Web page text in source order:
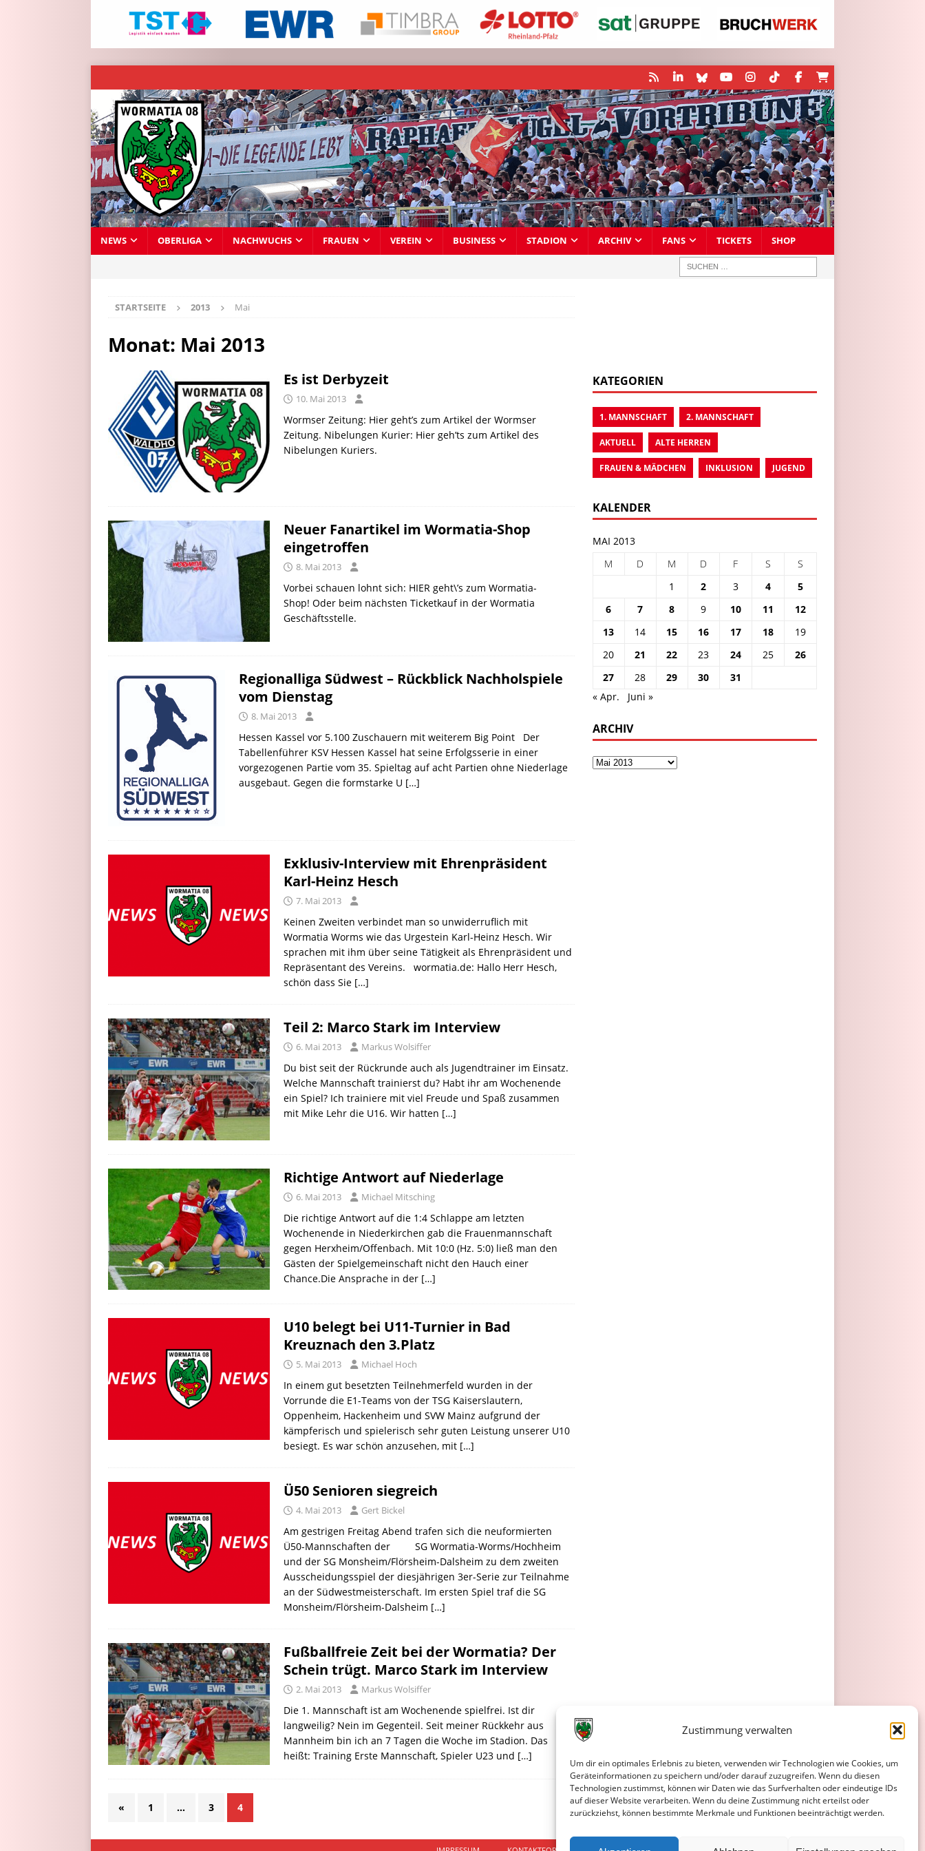
Zustimmung verwalten
Um dir ein optimales Erlebnis zu bieten, verwenden wir Technologien wie Cookies, um
Geräteinformationen zu speichern und/oder darauf zuzugreifen. Wenn du diesen
Technologien zustimmst, können wir Daten wie das Surfverhalten oder eindeutige IDs
auf dieser Website verarbeiten. Wenn du deine Zustimmung nicht erteilst oder
zurückziehst, können bestimmte Merkmale und Funktionen beeinträchtigt werden.
NEWS OBERLIGA NACHWUCHS FRAUEN VEREIN BUSINESS STADION ARCHIV FANS TICKETS SHOP
STARTSEITE 2013 Mai
Monat: Mai 2013
Es ist Derbyzeit
10. Mai 2013
Wormser Zeitung: Hier geht’s zum Artikel der Wormser
Zeitung. Nibelungen Kurier: Hier geh’ts zum Artikel des
Nibelungen Kuriers.
Neuer Fanartikel im Wormatia-Shop
eingetroffen
8. Mai 2013
Vorbei schauen lohnt sich: HIER geht\’s zum Wormatia-
Shop! Oder beim nächsten Ticketkauf in der Wormatia
Geschäftsstelle.
Regionalliga Südwest – Rückblick Nachholspiele
vom Dienstag
8. Mai 2013
Hessen Kassel vor 5.100 Zuschauern mit weiterem Big Point Der
Tabellenführer KSV Hessen Kassel hat seine Erfolgsserie in einer
vorgezogenen Partie vom 35. Spieltag auf acht Partien ohne Niederlage
ausgebaut. Gegen die formstarke U […]
Exklusiv-Interview mit Ehrenpräsident
Karl-Heinz Hesch
7. Mai 2013
Keinen Zweiten verbindet man so unwiderruflich mit
Wormatia Worms wie das Urgestein Karl-Heinz Hesch. Wir
sprachen mit ihm über seine Tätigkeit als Ehrenpräsident und
Repräsentant des Vereins. wormatia.de: Hallo Herr Hesch,
schön dass Sie […]
Teil 2: Marco Stark im Interview
6. Mai 2013 Markus Wolsiffer
Du bist seit der Rückrunde auch als Jugendtrainer im Einsatz.
Welche Mannschaft trainierst du? Habt ihr am Wochenende
ein Spiel? Ich trainiere mit viel Freude und Spaß zusammen
mit Mike Lehr die U16. Wir hatten […]
Richtige Antwort auf Niederlage
6. Mai 2013 Michael Mitsching
Die richtige Antwort auf die 1:4 Schlappe am letzten
Wochenende in Niederkirchen gab die Frauenmannschaft
gegen Herxheim/Offenbach. Mit 10:0 (Hz. 5:0) ließ man den
Gästen der Spielgemeinschaft nicht den Hauch einer
Chance.Die Ansprache in der […]
U10 belegt bei U11-Turnier in Bad
Kreuznach den 3.Platz
5. Mai 2013 Michael Hoch
In einem gut besetzten Teilnehmerfeld wurden in der
Vorrunde die E1-Teams von der TSG Kaiserslautern,
Oppenheim, Hackenheim und SVW Mainz aufgrund der
kämpferisch und spielerisch sehr guten Leistung unserer U10
besiegt. Es war schön anzusehen, mit […]
Ü50 Senioren siegreich
4. Mai 2013 Gert Bickel
Am gestrigen Freitag Abend trafen sich die neuformierten
Ü50-Mannschaften der SG Wormatia-Worms/Hochheim
und der SG Monsheim/Flörsheim-Dalsheim zu dem zweiten
Ausscheidungsspiel der diesjährigen 3er-Serie zur Teilnahme
an der Südwestmeisterschaft. Im ersten Spiel traf die SG
Monsheim/Flörsheim-Dalsheim […]
Fußballfreie Zeit bei der Wormatia? Der
Schein trügt. Marco Stark im Interview
2. Mai 2013 Markus Wolsiffer
Die 1. Mannschaft ist am Wochenende spielfrei. Ist dir
langweilig? Nein im Gegenteil. Seit meiner Rückkehr aus
Mannheim bin ich an 7 Tagen die Woche im Stadion. Das
heißt: Training Erste Mannschaft, Spieler U23 und […]
« 1 … 3 4
KATEGORIEN
1. MANNSCHAFT 2. MANNSCHAFT
AKTUELL ALTE HERREN
FRAUEN & MÄDCHEN INKLUSION JUGEND
KALENDER
MAI 2013
M
D M D F S
S
1
2 3 4
5
6
7 8 9 10 11
12
13
14 15 16 17 18
19
20
21 22 23 24 25
26
27
28 29 30
31
« Apr.
Juni »
ARCHIV